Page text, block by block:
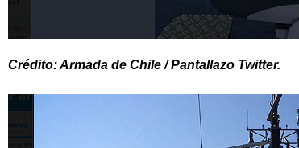
Crédito: Armada de Chile / Pantallazo Twitter.